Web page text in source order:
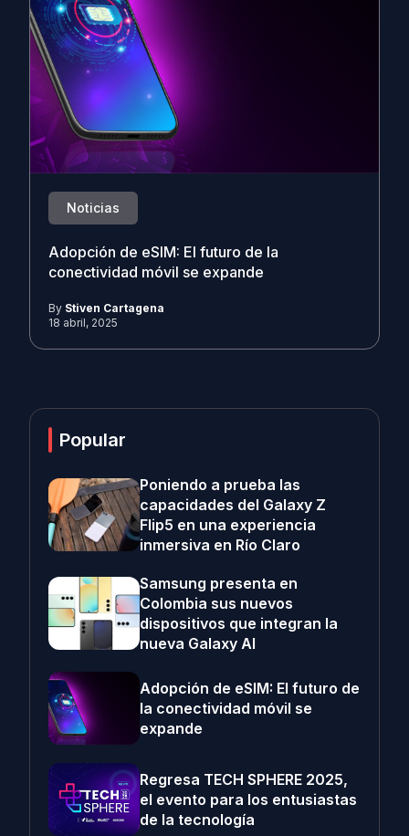
Noticias
Adopción de eSIM: El futuro de la
conectividad móvil se expande
By Stiven Cartagena
18 abril, 2025
Popular
Poniendo a prueba las
capacidades del Galaxy Z
Flip5 en una experiencia
inmersiva en Río Claro
Samsung presenta en
Colombia sus nuevos
dispositivos que integran la
nueva Galaxy AI
Adopción de eSIM: El futuro de
la conectividad móvil se
expande
Regresa TECH SPHERE 2025,
el evento para los entusiastas
de la tecnología